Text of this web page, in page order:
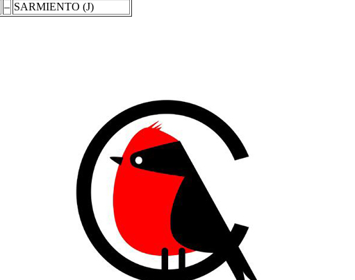
– SARMIENTO (J)